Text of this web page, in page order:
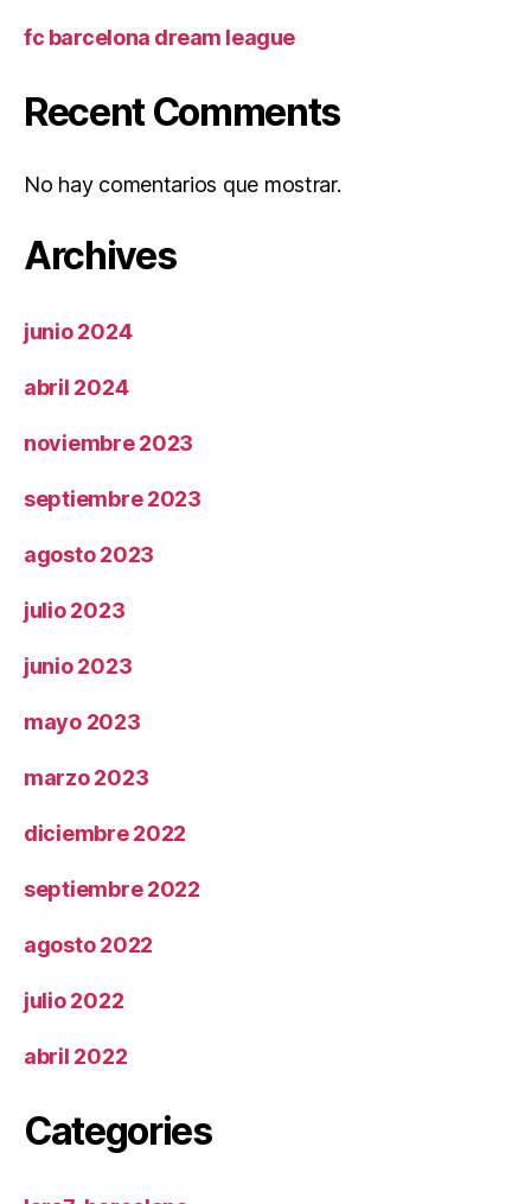
fc barcelona dream league
Recent Comments
No hay comentarios que mostrar.
Archives
junio 2024
abril 2024
noviembre 2023
septiembre 2023
agosto 2023
julio 2023
junio 2023
mayo 2023
marzo 2023
diciembre 2022
septiembre 2022
agosto 2022
julio 2022
abril 2022
Categories